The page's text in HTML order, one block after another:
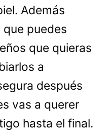
Además
puedes
que quieras
a
después
vas a querer
hasta el final.